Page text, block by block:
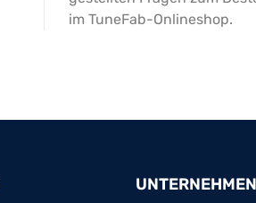
im TuneFab-Onlineshop.
UNTERNEHMEN